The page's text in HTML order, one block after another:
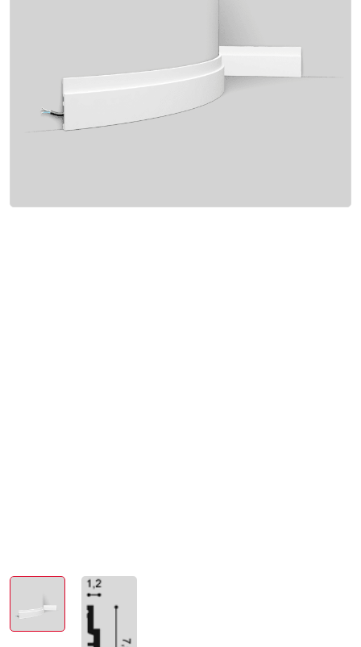
Лакокрасочные материалы
Герметики
Клеи, жидкие гвозди
Пистолеты для ремонта
Инструмент для штукатурно-отделочных работ